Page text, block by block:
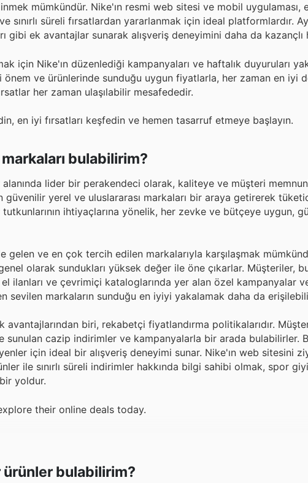
mümkündür. Nike'ın resmi web sitesi ve mobil uygulaması,
sınırlı süreli fırsatlardan yararlanmak için ideal platformlardır.
gibi ek avantajlar sunarak alışveriş deneyimini daha da kazançlı
için Nike'ın düzenlediği kampanyaları ve haftalık duyuruları
ve ürünlerinde sunduğu uygun fiyatlarla, her zaman en iyi
her zaman ulaşılabilir mesafededir.
en iyi fırsatları keşfedin ve hemen tasarruf etmeye başlayın.
bulabilirim?
lider bir perakendeci olarak, kaliteye ve müşteri
güvenilir yerel ve uluslararası markaları bir araya getirerek
ihtiyaçlarına yönelik, her zevke ve bütçeye uygun,
gelen ve en çok tercih edilen markalarıyla karşılaşmak
genel olarak sundukları yüksek değer ile öne çıkarlar. Müşteriler,
ilanları ve çevrimiçi kataloglarında yer alan özel kampanyalar
sevilen markaların sunduğu en iyiyi yakalamak daha da
avantajlarından biri, rekabetçi fiyatlandırma politikalarıdır.
sunulan cazip indirimler ve kampanyalarla bir arada bulabilirler.
için ideal bir alışveriş deneyimi sunar. Nike'ın web sitesini
ile sınırlı süreli indirimler hakkında bilgi sahibi olmak, spor
yoldur.
their online deals today.
ürünler bulabilirim?